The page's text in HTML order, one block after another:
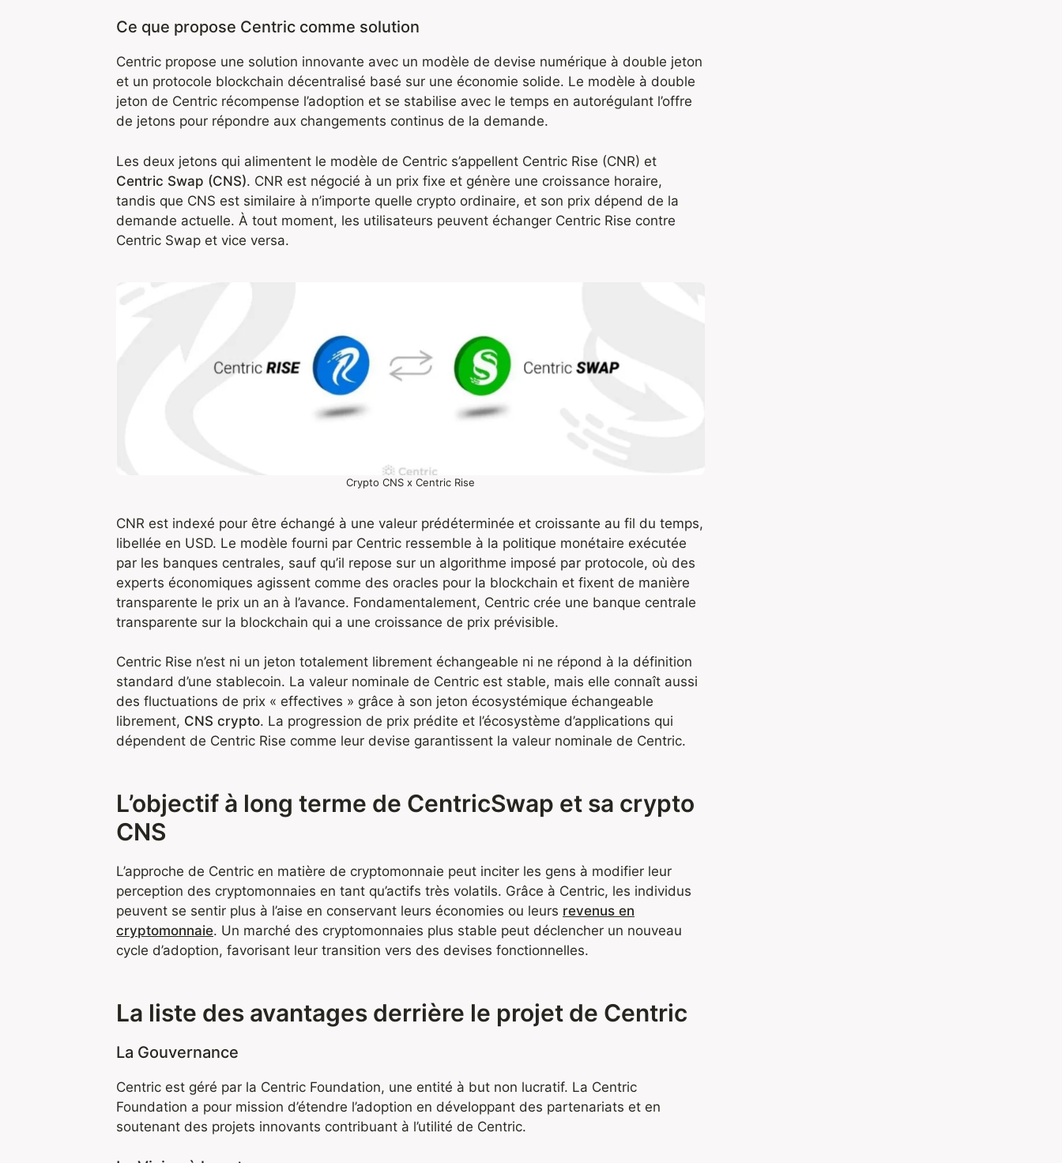
Ce que propose Centric comme solution
Centric propose une solution innovante avec un modèle de devise numérique à double jeton
et un protocole blockchain décentralisé basé sur une économie solide. Le modèle à double
jeton de Centric récompense l’adoption et se stabilise avec le temps en autorégulant l’offre
de jetons pour répondre aux changements continus de la demande.
Les deux jetons qui alimentent le modèle de Centric s’appellent Centric Rise (CNR) et
Centric Swap (CNS). CNR est négocié à un prix fixe et génère une croissance horaire,
tandis que CNS est similaire à n’importe quelle crypto ordinaire, et son prix dépend de la
demande actuelle. À tout moment, les utilisateurs peuvent échanger Centric Rise contre
Centric Swap et vice versa.
Crypto CNS x Centric Rise
CNR est indexé pour être échangé à une valeur prédéterminée et croissante au fil du temps,
libellée en USD. Le modèle fourni par Centric ressemble à la politique monétaire exécutée
par les banques centrales, sauf qu’il repose sur un algorithme imposé par protocole, où des
experts économiques agissent comme des oracles pour la blockchain et fixent de manière
transparente le prix un an à l’avance. Fondamentalement, Centric crée une banque centrale
transparente sur la blockchain qui a une croissance de prix prévisible.
Centric Rise n’est ni un jeton totalement librement échangeable ni ne répond à la définition
standard d’une stablecoin. La valeur nominale de Centric est stable, mais elle connaît aussi
des fluctuations de prix « effectives » grâce à son jeton écosystémique échangeable
librement, CNS crypto. La progression de prix prédite et l’écosystème d’applications qui
dépendent de Centric Rise comme leur devise garantissent la valeur nominale de Centric.
L’objectif à long terme de CentricSwap et sa crypto
CNS
L’approche de Centric en matière de cryptomonnaie peut inciter les gens à modifier leur
perception des cryptomonnaies en tant qu’actifs très volatils. Grâce à Centric, les individus
peuvent se sentir plus à l’aise en conservant leurs économies ou leurs revenus en
cryptomonnaie. Un marché des cryptomonnaies plus stable peut déclencher un nouveau
cycle d’adoption, favorisant leur transition vers des devises fonctionnelles.
La liste des avantages derrière le projet de Centric
La Gouvernance
Centric est géré par la Centric Foundation, une entité à but non lucratif. La Centric
Foundation a pour mission d’étendre l’adoption en développant des partenariats et en
soutenant des projets innovants contribuant à l’utilité de Centric.